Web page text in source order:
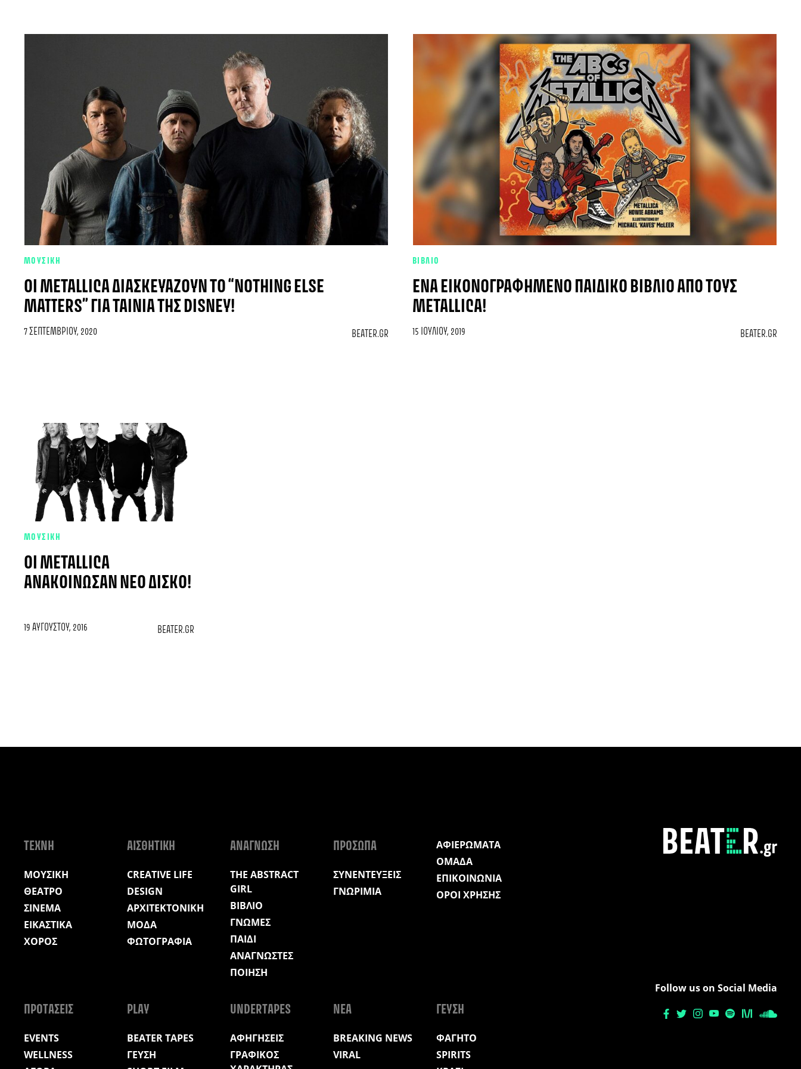
ΜΟΥΣΙΚΗ
ΟΙ METALLICA ΔΙΑΣΚΕΥΆΖΟΥΝ ΤΟ “NOTHING ELSE
MATTERS” ΓΙΑ ΤΑΙΝΊΑ ΤΗΣ DISNEY!
7 ΣΕΠΤΕΜΒΡΊΟΥ, 2020 BEATER.GR
ΒΙΒΛΙΟ
ΈΝΑ ΕΙΚΟΝΟΓΡΑΦΗΜΈΝΟ ΠΑΙΔΙΚΌ ΒΙΒΛΊΟ ΑΠΌ ΤΟΥΣ
METALLICA!
15 ΙΟΥΛΊΟΥ, 2019 BEATER.GR
ΜΟΥΣΙΚΗ
ΟΙ METALLICA
ΑΝΑΚΟΊΝΩΣΑΝ ΝΈΟ ΔΊΣΚΟ!
19 ΑΥΓΟΎΣΤΟΥ, 2016 BEATER.GR
ΤΕΧΝΗ
ΜΟΥΣΙΚΗ
ΘΕΑΤΡΟ
ΣΙΝΕΜΑ
ΕΙΚΑΣΤΙΚΑ
ΧΟΡΟΣ
ΑΙΣΘΗΤΙΚΗ
CREATIVE LIFE
DESIGN
ΑΡΧΙΤΕΚΤΟΝΙΚΗ
ΜΟΔΑ
ΦΩΤΟΓΡΑΦΙΑ
ΑΝΑΓΝΩΣΗ
THE ABSTRACT
GIRL
ΒΙΒΛΙΟ
ΓΝΩΜΕΣ
ΠΑΙΔΙ
ΑΝΑΓΝΩΣΤΕΣ
ΠΟΙΗΣΗ
ΠΡΟΣΩΠΑ
ΣΥΝΕΝΤΕΥΞΕΙΣ
ΓΝΩΡΙΜΙΑ
ΑΦΙΕΡΩΜΑΤΑ
ΟΜΑΔΑ
ΕΠΙΚΟΙΝΩΝΙΑ
ΟΡΟΙ ΧΡΗΣΗΣ
ΠΡΟΤΑΣΕΙΣ
EVENTS
WELLNESS
PLAY
BEATER TAPES
ΓΕΥΣΗ
UNDERTAPES
ΑΦΗΓΗΣΕΙΣ
ΓΡΑΦΙΚΟΣ
ΝΕΑ
BREAKING NEWS
VIRAL
ΓΕΥΣΗ
ΦΑΓΗΤΟ
SPIRITS
Follow us on Social Media